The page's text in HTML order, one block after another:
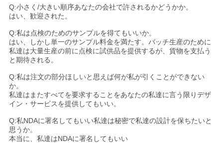
Q:小さく/大きい順序あなたの会社で許されるかどうかか。
はい、歓迎された。
Q:私は点検のためのサンプルを得てもいいか。
はい、しかし単一のサンプル料金を満たす。バッチ生産のために
私達は大量生産の前に点検に試供品を提供するが、貨物を支払う
と期待される。
Q:私は注文の部分ほしいと思えば何が私が引くことができない
か。
私達はまたすべてを要求することをあなたの私達に言う限りデザ
イン・サービスを提供してもいい。
Q:私NDAに署名してもいい私達は秘密で私達の設計を保ちたいと
思うか。
本当に、私達はNDAに署名してもいい